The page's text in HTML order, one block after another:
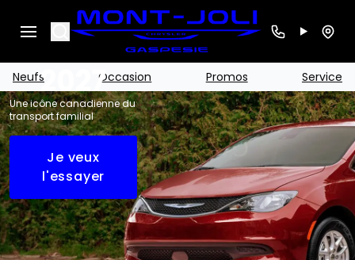
Search
Neufs Occasion Promos Service
Grand
Caravan
2027
Une icône canadienne du
transport familial
Je veux
l'essayer